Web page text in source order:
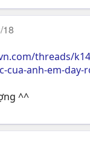
18
threads/
cua-anh-em-day-
^^